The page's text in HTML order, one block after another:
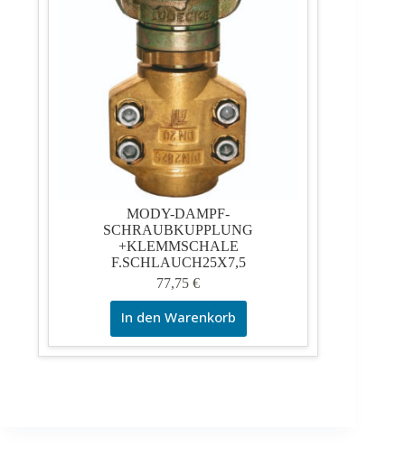
MODY-DAMPF-
SCHRAUBKUPPLUNG
+KLEMMSCHALE
F.SCHLAUCH25X7,5
77,75€
In den Warenkorb